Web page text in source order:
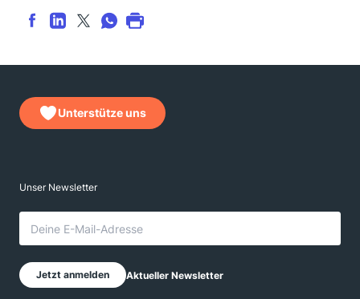
Unterstütze uns